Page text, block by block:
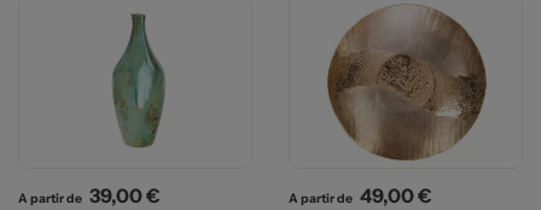
A partir de Prix
39,00 € A partir de Prix
49,00 €